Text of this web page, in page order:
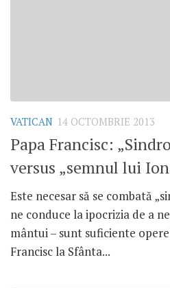
VATICAN 14 OCTOMBRIE 2013
Papa Francisc:
versus „semnul lui
Este necesar să se combată
ne conduce la ipocrizia de a
mântui – sunt suficiente
Francisc la Sfânta...